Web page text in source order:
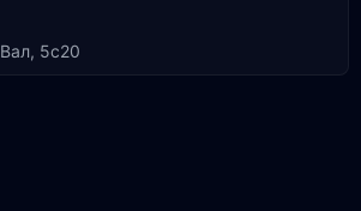
5с20